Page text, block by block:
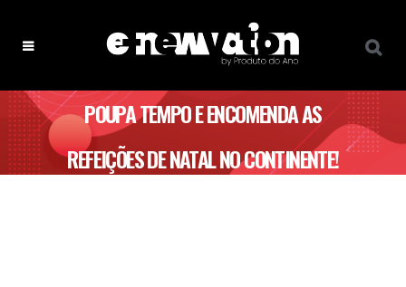
POUPA TEMPO E ENCOMENDA AS
REFEIÇÕES DE NATAL NO CONTINENTE!